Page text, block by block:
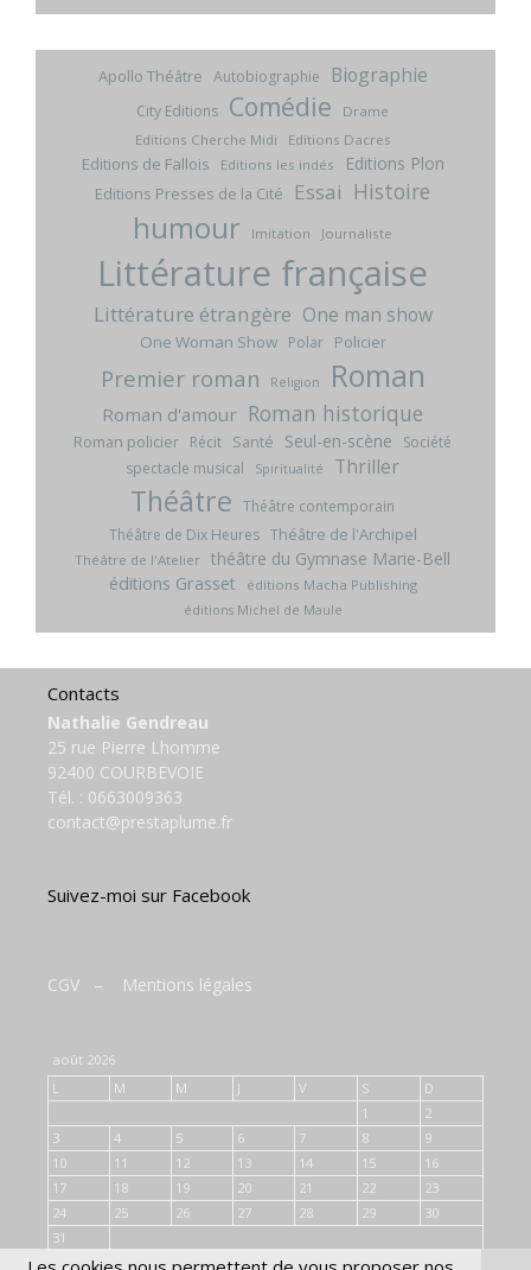
Apollo Théâtre Autobiographie Biographie
City Editions Comédie
Drame
Editions Cherche Midi
Editions Dacres
Editions de Fallois Editions les indés Editions Plon
Editions Presses de la Cité Essai Histoire
humour Imitation Journaliste
Littérature française
Littérature étrangère One man show
One Woman Show Polar Policier
Premier roman Religion Roman
Roman d'amour Roman historique
Roman policier Récit Santé Seul-en-scène
Société
spectacle musical
Spiritualité Thriller
Théâtre Théâtre contemporain
Théâtre de Dix Heures Théâtre de l'Archipel
Théâtre de l'Atelier théâtre du Gymnase Marie-Bell
éditions Grasset
éditions Macha Publishing
éditions Michel de Maule
Contacts
Nathalie Gendreau
25 rue Pierre Lhomme
92400 COURBEVOIE
Tél. : 0663009363
contact@prestaplume.fr
Suivez-moi sur Facebook
CGV – Mentions légales
août 2026
L
M M J V S
D
1
2
3
4 5 6 7 8
9
10
11 12 13 14 15
16
17
18 19 20 21 22
23
24
25 26 27 28 29
30
31